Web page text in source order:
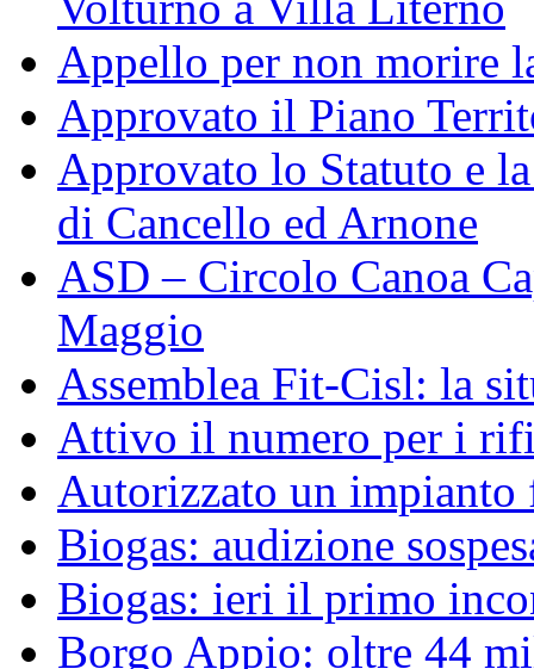
Appello per non morire
Approvato il Piano
Approvato lo Statuto e
di Cancello ed Arnone
ASD – Circolo Canoa
Maggio
Assemblea Fit-Cisl: la
Attivo il numero per i
Autorizzato un
Biogas: audizione
Biogas: ieri il primo
Borgo Appio: oltre 44